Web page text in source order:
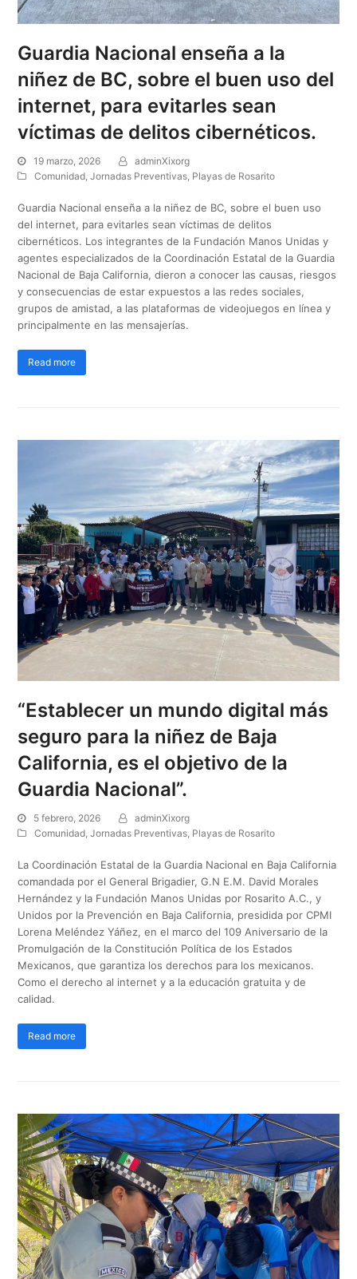
Guardia Nacional enseña a la
niñez de BC, sobre el buen uso del
internet, para evitarles sean
víctimas de delitos cibernéticos.
19 marzo, 2026
adminXixorg
Comunidad ,Jornadas Preventivas Playas de Rosarito
Guardia Nacional enseña a la niñez de BC, sobre el buen uso
del internet, para evitarles sean víctimas de delitos
cibernéticos. Los integrantes de la Fundación Manos Unidas y
agentes especializados de la Coordinación Estatal de la Guardia
Nacional de Baja California, dieron a conocer las causas, riesgos
y consecuencias de estar expuestos a las redes sociales,
grupos de amistad, a las plataformas de videojuegos en línea y
principalmente en las mensajerías.
Read more
“Establecer un mundo digital más
seguro para la niñez de Baja
California, es el objetivo de la
Guardia Nacional”.
5 febrero, 2026
adminXixorg
Comunidad ,Jornadas Preventivas Playas de Rosarito
La Coordinación Estatal de la Guardia Nacional en Baja California
comandada por el General Brigadier, G.N E.M. David Morales
Hernández y la Fundación Manos Unidas por Rosarito A.C., y
Unidos por la Prevención en Baja California, presidida por CPMI
Lorena Meléndez Yáñez, en el marco del 109 Aniversario de la
Promulgación de la Constitución Política de los Estados
Mexicanos, que garantiza los derechos para los mexicanos.
Como el derecho al internet y a la educación gratuita y de
calidad.
Read more